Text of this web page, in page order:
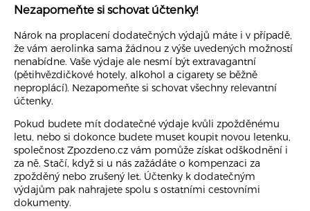
Nezapomeňte si schovat účtenky!
Nárok na proplacení dodatečných výdajů máte i v případě,
že vám aerolinka sama žádnou z výše uvedených možností
nenabídne. Vaše výdaje ale nesmí být extravagantní
(pětihvězdičkové hotely, alkohol a cigarety se běžně
neproplácí). Nezapomeňte si schovat všechny relevantní
účtenky.
Pokud budete mít dodatečné výdaje kvůli zpožděnému
letu, nebo si dokonce budete muset koupit novou letenku,
společnost Zpozdeno.cz vám pomůže získat odškodnění i
za ně. Stačí, když si u nás zažádáte o kompenzaci za
zpožděný nebo zrušený let. Účtenky k dodatečným
výdajům pak nahrajete spolu s ostatními cestovními
dokumenty.